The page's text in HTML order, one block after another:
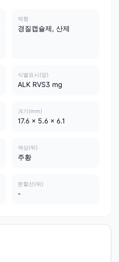
제형
경질캡슐제, 산제
식별표시(앞)
ALK RVS3 mg
크기(mm)
17.6 x 5.6 x 6.1
색상(뒤)
주황
분할선(뒤)
-